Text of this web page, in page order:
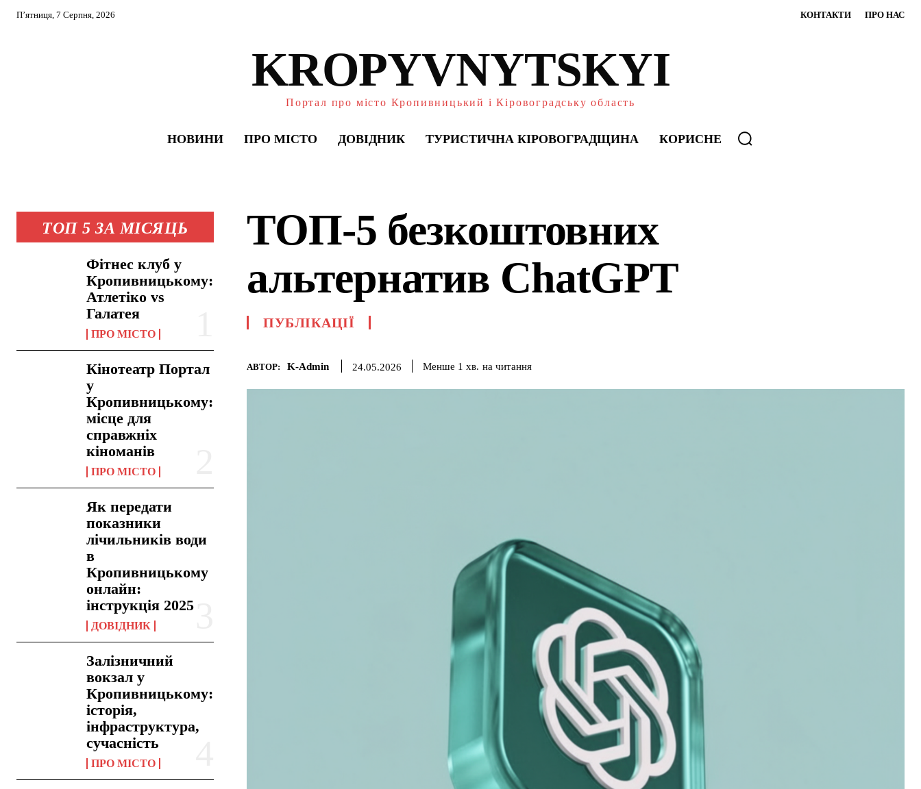
П’ятниця, 7 Серпня, 2026 КОНТАКТИ ПРО НАС
KROPYVNYTSKYI
Портал про місто Кропивницький і Кіровоградську область
НОВИНИ ПРО МІСТО ДОВІДНИК ТУРИСТИЧНА КІРОВОГРАДЩИНА КОРИСНЕ
ТОП 5 ЗА МІСЯЦЬ
Фітнес клуб у
Кропивницькому:
Атлетіко vs
Галатея
ПРО МІСТО
Кінотеатр Портал
у
Кропивницькому:
місце для
справжніх
кіноманів
ПРО МІСТО
Як передати
показники
лічильників води
в
Кропивницькому
онлайн:
інструкція 2025
ДОВІДНИК
Залізничний
вокзал у
Кропивницькому:
історія,
інфраструктура,
сучасність
ПРО МІСТО
ТОП-5 безкоштовних
альтернатив ChatGPT
ПУБЛІКАЦІЇ
АВТОР: K-Admin 24.05.2026 Менше 1 хв. на читання